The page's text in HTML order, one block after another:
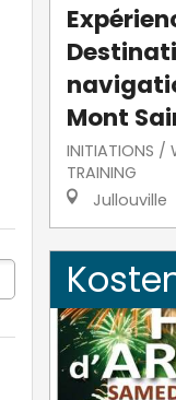
Mont
INITIATIONS /
TRAINING
Jullouville